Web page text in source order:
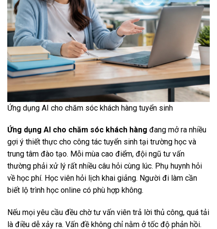
Ứng dụng AI cho chăm sóc khách hàng tuyển sinh
Ứng dụng AI cho chăm sóc khách hàng đang mở ra nhiều
gợi ý thiết thực cho công tác tuyển sinh tại trường học và
trung tâm đào tạo. Mỗi mùa cao điểm, đội ngũ tư vấn
thường phải xử lý rất nhiều câu hỏi cùng lúc. Phụ huynh hỏi
về học phí. Học viên hỏi lịch khai giảng. Người đi làm cần
biết lộ trình học online có phù hợp không.
Nếu mọi yêu cầu đều chờ tư vấn viên trả lời thủ công, quá tải
là điều dễ xảy ra. Vấn đề không chỉ nằm ở tốc độ phản hồi.